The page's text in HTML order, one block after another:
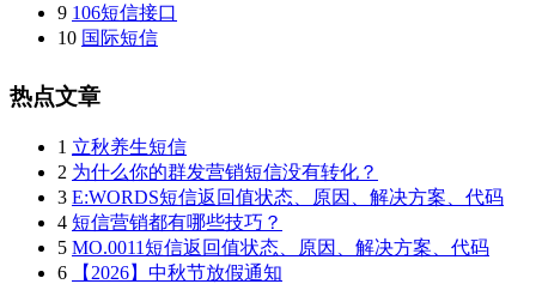
9 106短信接口
10 国际短信
热点文章
1 立秋养生短信
2 为什么你的群发营销短信没有转化？
3 E:WORDS短信返回值状态、原因、解决方案、代码
4 短信营销都有哪些技巧？
5 MO.0011短信返回值状态、原因、解决方案、代码
6
【2026】中秋节放假通知